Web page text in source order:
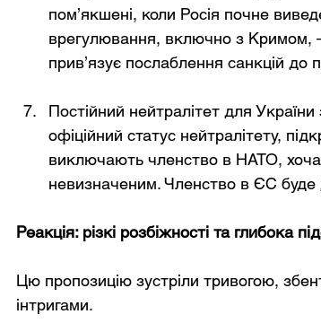
пом’якшені, коли Росія почне
врегулювання, включно з Кримом,
прив’язує послаблення санкцій до
Постійний нейтралітет для
офіційний статус нейтралітету,
виключають членство в НАТО, хоча
невизначеним. Членство в ЄС буде
Реакція: різкі розбіжності та глибока
Цю пропозицію зустріли тривогою,
інтригами.